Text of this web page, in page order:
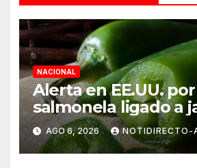
NACIONAL
Alerta en EE.UU.
salmonela ligado a
mexicanos; reportan
casos
AGO 6, 2026 NOTIDIRECTO-